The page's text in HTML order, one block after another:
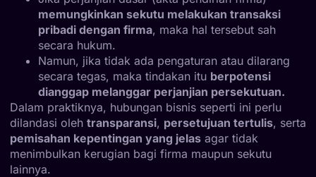
memungkinkan sekutu melakukan transaksi
pribadi dengan firma, maka hal tersebut sah
secara hukum.
Namun, jika tidak ada pengaturan atau dilarang
secara tegas, maka tindakan itu berpotensi
dianggap melanggar perjanjian persekutuan.
Dalam praktiknya, hubungan bisnis seperti ini perlu
dilandasi oleh transparansi, persetujuan tertulis, serta
pemisahan kepentingan yang jelas agar tidak
menimbulkan kerugian bagi firma maupun sekutu
lainnya.